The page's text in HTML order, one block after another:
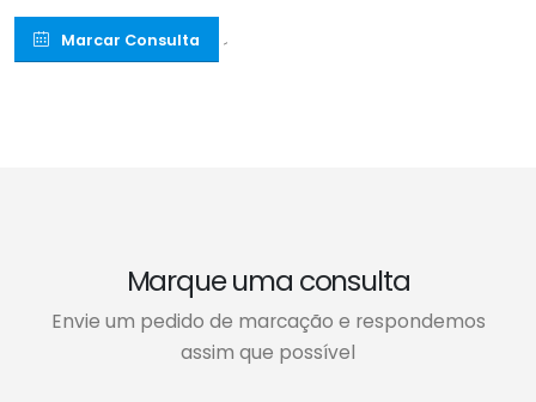
Marcar Consulta ´
Marque uma consulta
Envie um pedido de marcação e respondemos
assim que possível